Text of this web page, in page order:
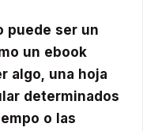
puede ser un
un ebook
algo, una hoja
determinados
o las